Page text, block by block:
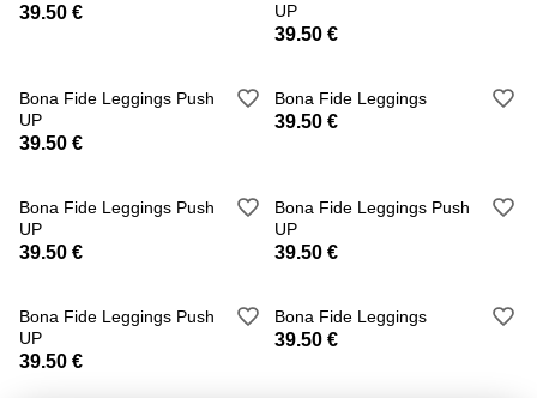
39.50 €
UP
39.50 €
Bona Fide Leggings Push
UP
39.50 €
Bona Fide Leggings
39.50 €
Bona Fide Leggings Push
UP
39.50 €
Bona Fide Leggings Push
UP
39.50 €
Bona Fide Leggings Push
UP
39.50 €
Bona Fide Leggings
39.50 €